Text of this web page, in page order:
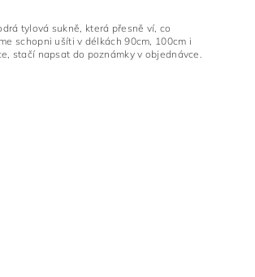
tylová sukně, která přesně ví, co
schopni ušíti v délkách 90cm, 100cm i
stačí napsat do poznámky v objednávce.